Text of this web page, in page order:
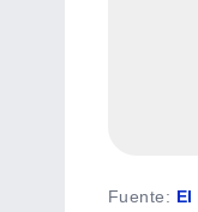
Fuente: El